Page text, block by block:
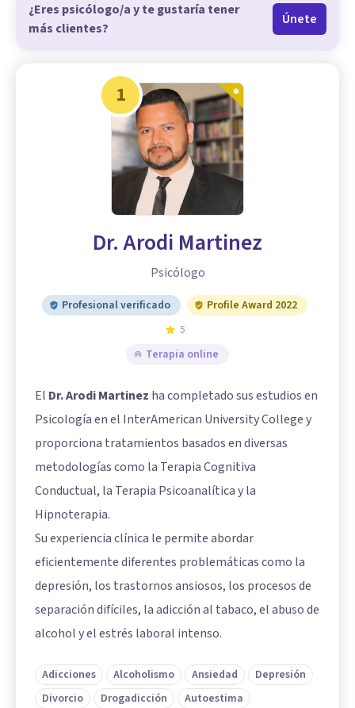
¿Eres psicólogo/a y te gustaría tener
más clientes?
Únete
1
Dr. Arodi Martinez
Psicólogo
Profesional verificado
Profile Award 2022
5
Terapia online
El Dr. Arodi Martinez ha completado sus estudios en
Psicología en el InterAmerican University College y
proporciona tratamientos basados en diversas
metodologías como la Terapia Cognitiva
Conductual, la Terapia Psicoanalítica y la
Hipnoterapia.
Su experiencia clínica le permite abordar
eficientemente diferentes problemáticas como la
depresión, los trastornos ansiosos, los procesos de
separación difíciles, la adicción al tabaco, el abuso de
alcohol y el estrés laboral intenso.
Adicciones Alcoholismo Ansiedad
Depresión
Divorcio
Drogadicción
Autoestima